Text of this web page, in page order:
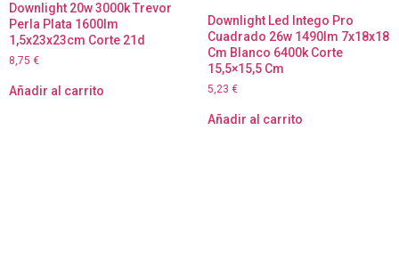
Downlight 20w 3000k Trevor
Perla Plata 1600lm
1,5x23x23cm Corte 21d
8,75 €
Añadir al carrito
Downlight Led Intego Pro
Cuadrado 26w 1490lm 7x18x18
Cm Blanco 6400k Corte
15,5×15,5 Cm
5,23 €
Añadir al carrito